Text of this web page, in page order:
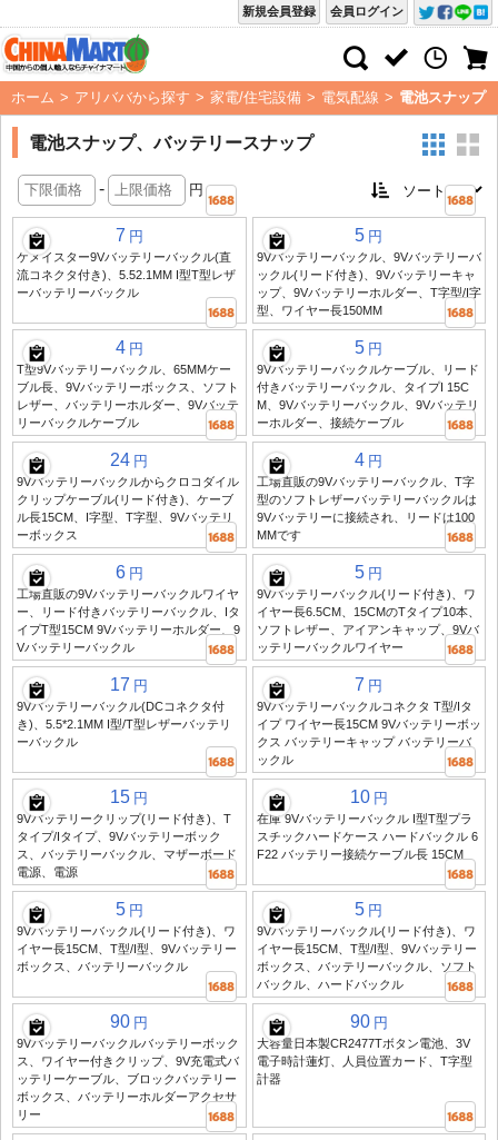
会員ログイン
新規会員登録
ホーム > アリババから探す > 家電/住宅設備 > 電気配線 > 電池スナップ
電池スナップ、バッテリースナップ
- 円
7 円
ケメイスター9Vバッテリーバックル(直
流コネクタ付き)、5.52.1MM I型T型レザ
ーバッテリーバックル
5 円
9Vバッテリーバックル、9Vバッテリーバ
ックル(リード付き)、9Vバッテリーキャ
ップ、9Vバッテリーホルダー、T字型/I字
型、ワイヤー長150MM
4 円
T型9Vバッテリーバックル、65MMケー
ブル長、9Vバッテリーボックス、ソフト
レザー、バッテリーホルダー、9Vバッテ
リーバックルケーブル
5 円
9Vバッテリーバックルケーブル、リード
付きバッテリーバックル、タイプI 15C
M、9Vバッテリーバックル、9Vバッテリ
ーホルダー、接続ケーブル
24 円
9Vバッテリーバックルからクロコダイル
クリップケーブル(リード付き)、ケーブ
ル長15CM、I字型、T字型、9Vバッテリ
ーボックス
4 円
工場直販の9Vバッテリーバックル、T字
型のソフトレザーバッテリーバックルは
9Vバッテリーに接続され、リードは100
MMです
6 円
工場直販の9Vバッテリーバックルワイヤ
ー、リード付きバッテリーバックル、Iタ
イプT型15CM 9Vバッテリーホルダー、9
Vバッテリーバックル
5 円
9Vバッテリーバックル(リード付き)、ワ
イヤー長6.5CM、15CMのTタイプ10本、
ソフトレザー、アイアンキャップ、9Vバ
ッテリーバックルワイヤー
17 円
9Vバッテリーバックル(DCコネクタ付
き)、5.5*2.1MM I型/T型レザーバッテリ
ーバックル
7 円
9Vバッテリーバックルコネクタ T型/Iタ
イプ ワイヤー長15CM 9Vバッテリーボッ
クス バッテリーキャップ バッテリーバ
ックル
15 円
9Vバッテリークリップ(リード付き)、T
タイプ/Iタイプ、9Vバッテリーボック
ス、バッテリーバックル、マザーボード
電源、電源
10 円
在庫 9Vバッテリーバックル I型T型プラ
スチックハードケース ハードバックル 6
F22 バッテリー接続ケーブル長 15CM
5 円
9Vバッテリーバックル(リード付き)、ワ
イヤー長15CM、T型/I型、9Vバッテリー
ボックス、バッテリーバックル
5 円
9Vバッテリーバックル(リード付き)、ワ
イヤー長15CM、T型/I型、9Vバッテリー
ボックス、バッテリーバックル、ソフト
バックル、ハードバックル
90 円
9Vバッテリーバックルバッテリーボック
ス、ワイヤー付きクリップ、9V充電式バ
ッテリーケーブル、ブロックバッテリー
ボックス、バッテリーホルダーアクセサ
リー
90 円
大容量日本製CR2477Tボタン電池、3V
電子時計蓮灯、人員位置カード、T字型
計器